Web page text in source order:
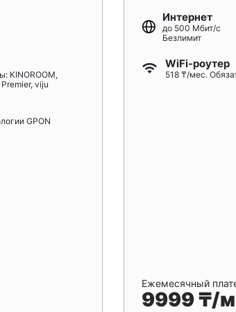
KINOROOM,
viju
GPON
Интернет
до 500 Мбит/с
Безлимит
WiFi-роутер
518 ₸/мес.
Ежемесячный
9999 ₸/